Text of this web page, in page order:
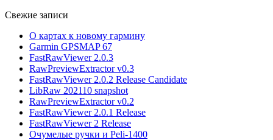
Свежие записи
О картах к новому гармину
Garmin GPSMAP 67
FastRawViewer 2.0.3
RawPreviewExtractor v0.3
FastRawViewer 2.0.2 Release Candidate
LibRaw 202110 snapshot
RawPreviewExtractor v0.2
FastRawViewer 2.0.1 Release
FastRawViewer 2 Release
Очумелые ручки и Peli-1400